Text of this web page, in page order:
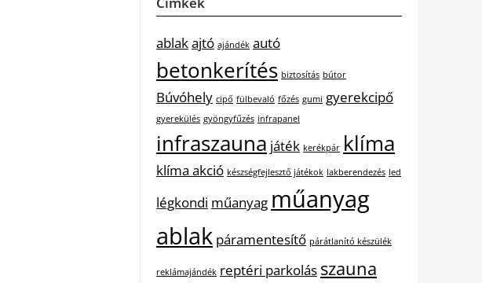
ablakajtó ajándék autó
betonkerítés biztosítás bútor
Búvóhely cipő fülbevaló főzés gumi gyerekcipő
gyerekülés gyöngyfűzés infrapanel
infraszauna játék kerékpár klíma
klíma akció készségfejlesztő játékok lakberendezés led
légkondi műanyag műanyag
ablak páramentesítő párátlanító készülék
reklámajándék reptéri parkolás szauna